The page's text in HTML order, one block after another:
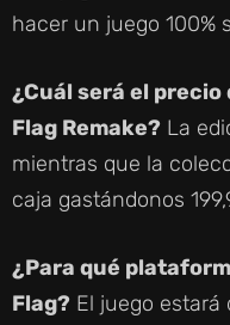
hacer un juego 100%
¿Cuál será el precio
Flag Remake? La
mientras que la
caja gastándonos
¿Para qué
Flag? El juego estará